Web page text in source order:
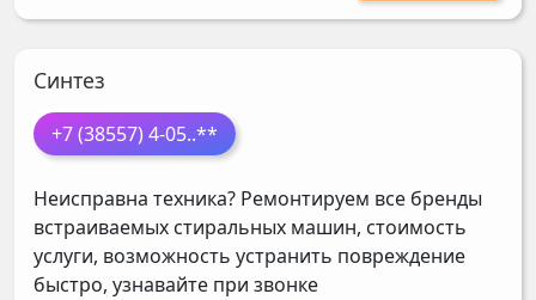
Синтез
+7 (38557) 4-05..**
Неисправна техника? Ремонтируем все бренды
встраиваемых стиральных машин, стоимость
услуги, возможность устранить повреждение
быстро, узнавайте при звонке